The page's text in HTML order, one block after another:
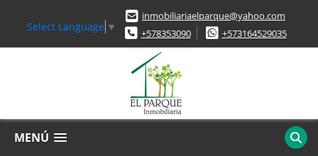
Select Language ▼
inmobiliariaelparque@yahoo.com
+578353090
+573164529035
MENÚ